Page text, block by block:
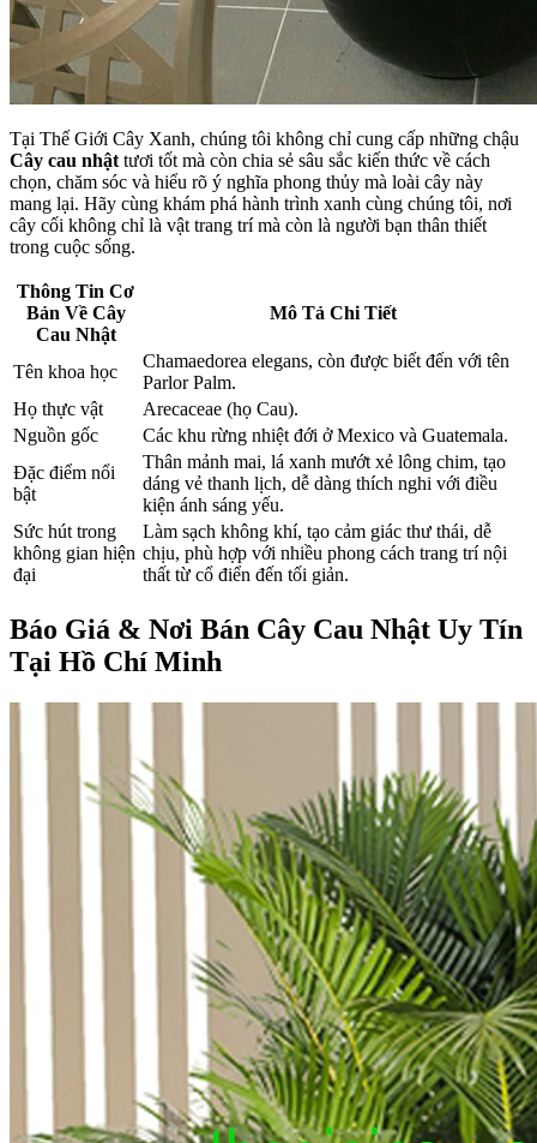
Tại Thế Giới Cây Xanh, chúng tôi không chỉ cung cấp những chậu
Cây cau nhậttươi tốt mà còn chia sẻ sâu sắc kiến thức về cách
chọn, chăm sóc và hiểu rõ ý nghĩa phong thủy mà loài cây này
mang lại. Hãy cùng khám phá hành trình xanh cùng chúng tôi, nơi
cây cối không chỉ là vật trang trí mà còn là người bạn thân thiết
trong cuộc sống.
Thông Tin Cơ
Bản Về Cây
Cau Nhật
Mô Tả Chi Tiết
Tên khoa học
Chamaedorea elegans, còn được biết đến với tên
Parlor Palm.
Họ thực vật
Arecaceae (họ Cau).
Nguồn gốc
Các khu rừng nhiệt đới ở Mexico và Guatemala.
Đặc điểm nổi
bật
Thân mảnh mai, lá xanh mướt xẻ lông chim, tạo
dáng vẻ thanh lịch, dễ dàng thích nghi với điều
kiện ánh sáng yếu.
Sức hút trong
không gian hiện
đại
Làm sạch không khí, tạo cảm giác thư thái, dễ
chịu, phù hợp với nhiều phong cách trang trí nội
thất từ cổ điển đến tối giản.
Báo Giá & Nơi Bán Cây Cau Nhật Uy Tín
Tại Hồ Chí Minh